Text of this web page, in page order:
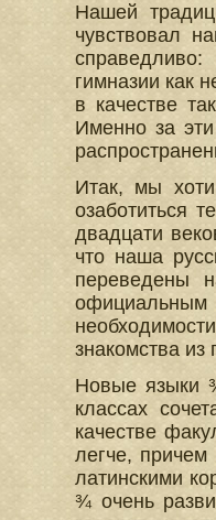
Нашей
чувствовал
гимназии как
в качестве
Именно за
Итак, мы
озаботиться
двадцати
что наша
переведены
официальным
знакомства из
Новые языки
классах
качестве
легче, причем
латинскими
¾ очень